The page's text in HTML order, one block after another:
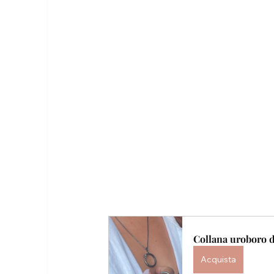
Collana uroboro
Acquista